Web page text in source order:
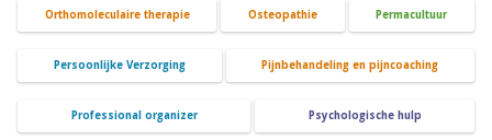
Orthomoleculaire therapie Osteopathie Permacultuur
Persoonlijke Verzorging Pijnbehandeling en pijncoaching
Professional organizer Psychologische hulp